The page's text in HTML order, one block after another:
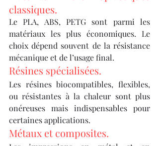
classiques.
Le PLA, ABS, PETG sont parmi les
matériaux les plus économiques. Le
choix dépend souvent de la résistance
mécanique et de l’usage final.
Résines spécialisées.
Les résines biocompatibles, flexibles,
ou résistantes à la chaleur sont plus
onéreuses mais indispensables pour
certaines applications.
Métaux et composites.